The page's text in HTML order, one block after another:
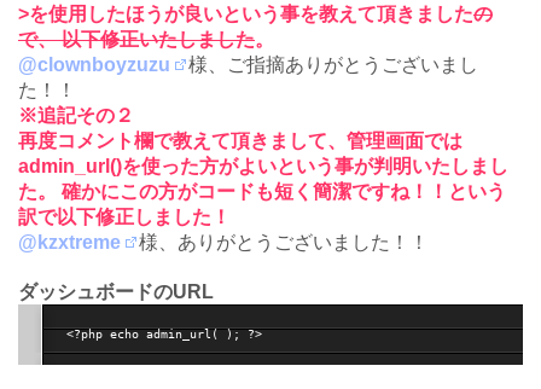
>を使用したほうが良いという事を教えて頂きましたの
で、 以下修正いたしました。
@clownboyzuzu
様、ご指摘ありがとうございまし
た！！
※追記その２
再度コメント欄で教えて頂きまして、管理画面では
admin_url()を使った方がよいという事が判明いたしまし
た。 確かにこの方がコードも短く簡潔ですね！！という
訳で以下修正しました！
@kzxtreme
様、ありがとうございました！！
ダッシュボードのURL